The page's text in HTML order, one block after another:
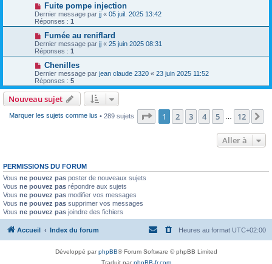
Fuite pompe injection
Dernier message par jj « 05 juil. 2025 13:42
Réponses : 1
Fumée au reniflard
Dernier message par jj « 25 juin 2025 08:31
Réponses : 1
Chenilles
Dernier message par jean claude 2320 « 23 juin 2025 11:52
Réponses : 5
Nouveau sujet
Marquer les sujets comme lus • 289 sujets Page 1sur12
1 2 3 4 5 12
Aller à
PERMISSIONS DU FORUM
Vous ne pouvez pas poster de nouveaux sujets
Vous ne pouvez pas répondre aux sujets
Vous ne pouvez pas modifier vos messages
Vous ne pouvez pas supprimer vos messages
Vous ne pouvez pas joindre des fichiers
Accueil Index du forum Heures au format UTC+02:00
Développé parphpBB® Forum Software © phpBB Limited
Traduit parphpBB-fr.com